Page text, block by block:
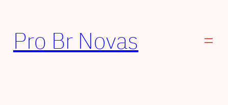
conteúdo
Pro Br Novas